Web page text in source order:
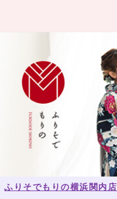
ふりそでもりの横浜関内店